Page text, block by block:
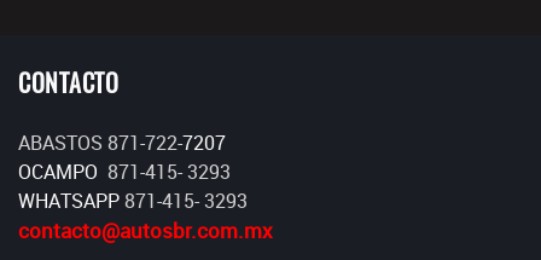
CONTACTO
ABASTOS 871-722-7207
OCAMPO 871-415- 3293
WHATSAPP871-415- 3293
contacto@autosbr.com.mx